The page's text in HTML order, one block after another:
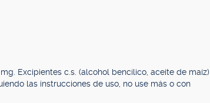
Excipientes c.s. (alcohol bencílico, aceite de maíz)
las instrucciones de uso, no use más o con